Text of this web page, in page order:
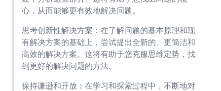
心，从而能够更有效地解决问题。
思考创新性解决方案：在了解问题的基本原理和现
有解决方案的基础上，尝试提出全新的、更简洁和
高效的解决方案。这将有助于您克服思维定势，找
到更好的解决问题的方法。
保持谦逊和开放：在学习和探索过程中，不断地对